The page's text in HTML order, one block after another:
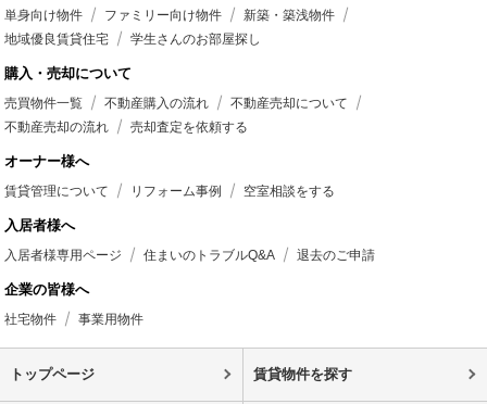
単身向け物件
ファミリー向け物件
新築・築浅物件
地域優良賃貸住宅
学生さんのお部屋探し
購入・売却について
売買物件一覧 不動産購入の流れ
不動産売却について
不動産売却の流れ
売却査定を依頼する
オーナー様へ
賃貸管理について リフォーム事例 空室相談をする
入居者様へ
入居者様専用ページ 住まいのトラブルQ&A 退去のご申請
企業の皆様へ
社宅物件 事業用物件
トップページ 賃貸物件を探す